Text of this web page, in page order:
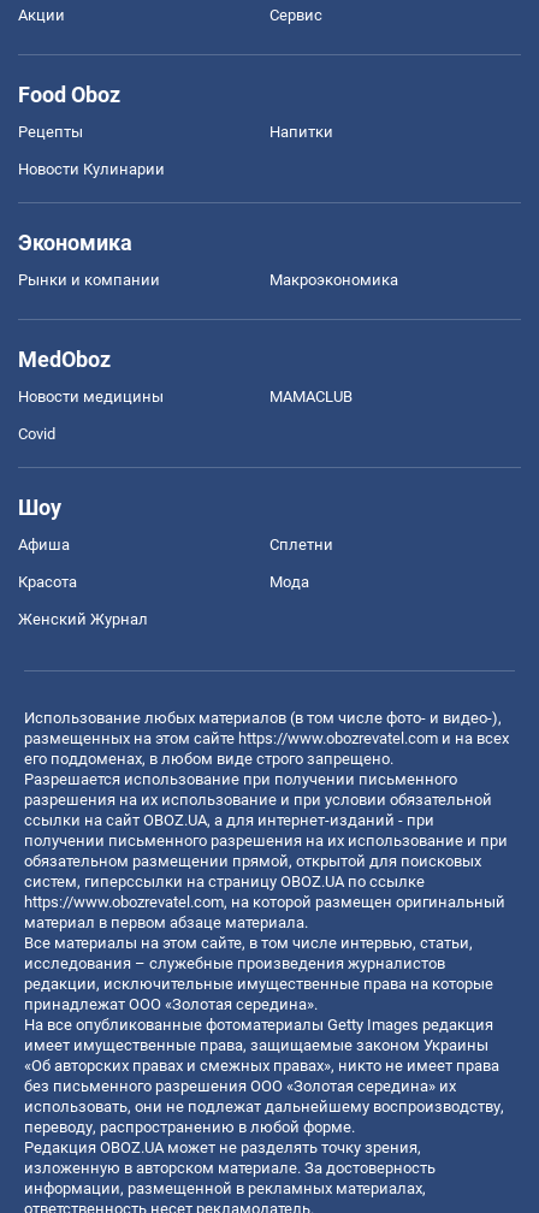
Акции Сервис
Food Oboz
Рецепты Напитки
Новости Кулинарии
Экономика
Рынки и компании Mакроэкономика
MedOboz
Новости медицины MAMACLUB
Covid
Шоу
Афиша Сплетни
Красота Мода
Женский Журнал
Использование любых материалов (в том числе фото- и видео-),
размещенных на этом сайте https://www.obozrevatel.com и на всех
его поддоменах, в любом виде строго запрещено.
Разрешается использование при получении письменного
разрешения на их использование и при условии обязательной
ссылки на сайт OBOZ.UA, а для интернет-изданий - при
получении письменного разрешения на их использование и при
обязательном размещении прямой, открытой для поисковых
систем, гиперссылки на страницу OBOZ.UA по ссылке
https://www.obozrevatel.com, на которой размещен оригинальный
материал в первом абзаце материала.
Все материалы на этом сайте, в том числе интервью, статьи,
исследования – служебные произведения журналистов
редакции, исключительные имущественные права на которые
принадлежат ООО «Золотая середина».
На все опубликованные фотоматериалы Getty Images редакция
имеет имущественные права, защищаемые законом Украины
«Об авторских правах и смежных правах», никто не имеет права
без письменного разрешения ООО «Золотая середина» их
использовать, они не подлежат дальнейшему воспроизводству,
переводу, распространению в любой форме.
Редакция OBOZ.UA может не разделять точку зрения,
изложенную в авторском материале. За достоверность
информации, размещенной в рекламных материалах,
ответственность несет рекламодатель.